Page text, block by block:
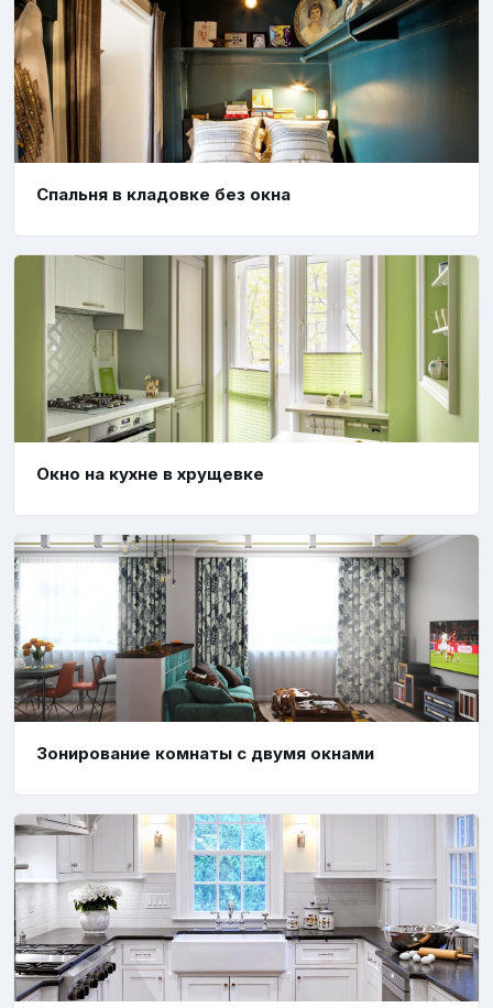
Спальня в кладовке без окна
Окно на кухне в хрущевке
Зонирование комнаты с двумя окнами